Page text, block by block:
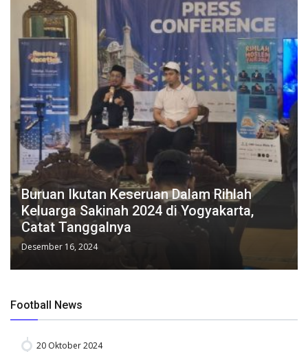
Buruan Ikutan Keseruan Dalam Rihlah
Keluarga Sakinah 2024 di Yogyakarta,
Catat Tanggalnya
Desember 16, 2024
Football News
20 Oktober 2024